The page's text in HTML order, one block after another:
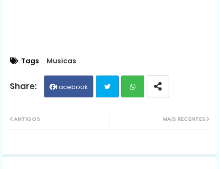
Tags Musicas
Facebook
ap
MAIS RECENTES
ANTIGOS